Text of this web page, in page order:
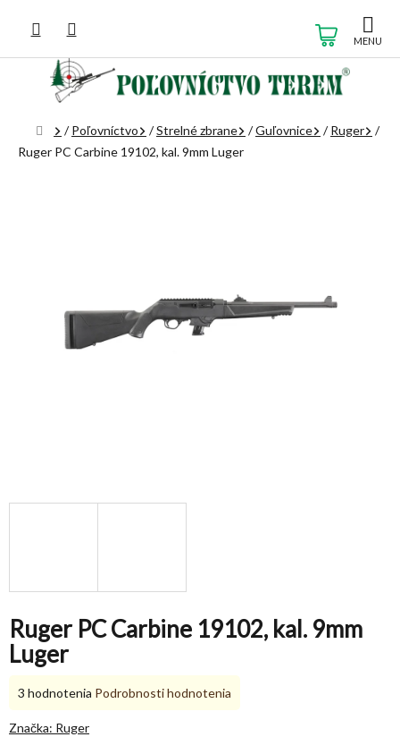
obsah
KOŠÍK
Domov
/ Poľovníctvo /Strelné zbrane /Guľovnice / Ruger
/
Ruger PC Carbine 19102, kal. 9mm Luger
Ruger PC Carbine 19102, kal. 9mm
Luger
Priemerné
produktu
3 hodnotenia Podrobnosti hodnotenia
Značka: Ruger